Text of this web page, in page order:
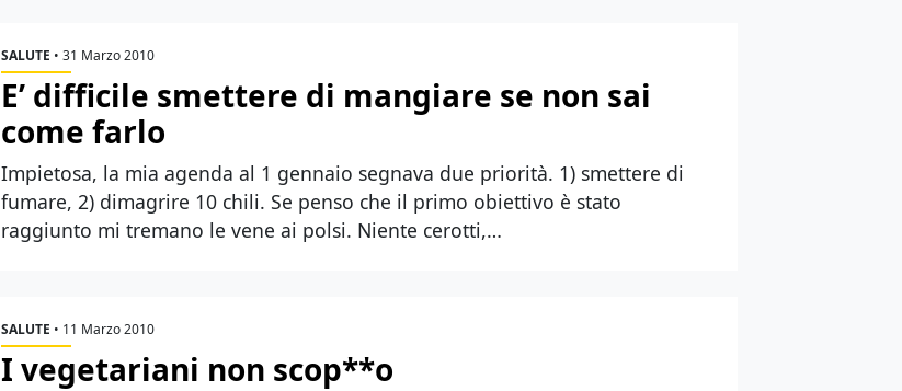
SALUTE • 31 Marzo 2010
E’ difficile smettere di mangiare se non sai
come farlo
Impietosa, la mia agenda al 1 gennaio segnava due priorità. 1) smettere di
fumare, 2) dimagrire 10 chili. Se penso che il primo obiettivo è stato
raggiunto mi tremano le vene ai polsi. Niente cerotti,…
SALUTE • 11 Marzo 2010
I vegetariani non scop**o